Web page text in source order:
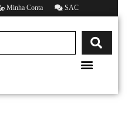
Minha Conta SAC